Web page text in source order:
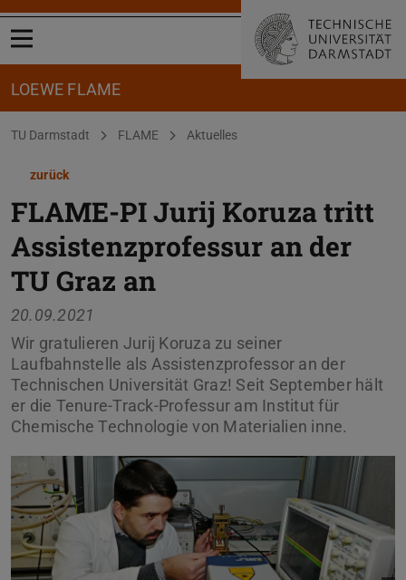
Menü öffnen
LOEWE FLAME
Sie befinden sich hier:
TU Darmstadt FLAME Aktuelles
zurück
FLAME-PI Jurij Koruza tritt
Assistenzprofessur an der
TU Graz an
20.09.2021
Wir gratulieren Jurij Koruza zu seiner
Laufbahnstelle als Assistenzprofessor an der
Technischen Universität Graz! Seit September hält
er die Tenure-Track-Professur am Institut für
Chemische Technologie von Materialien inne.